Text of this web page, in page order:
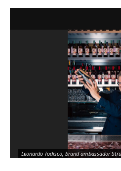
Leonardo Todisco, brand ambassador